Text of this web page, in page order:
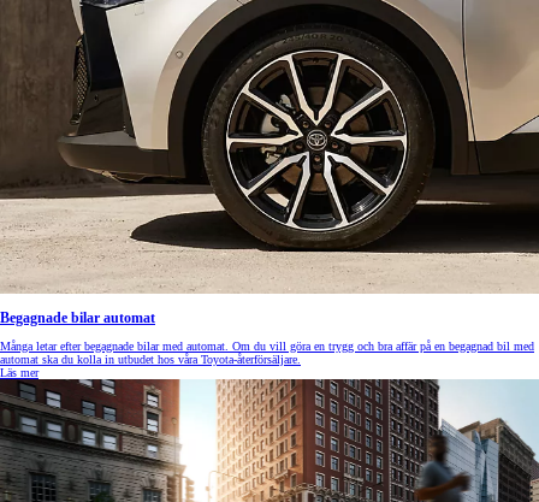
Begagnade bilar automat
Många letar efter begagnade bilar med automat. Om du vill göra en trygg och bra affär på en begagnad bil med
automat ska du kolla in utbudet hos våra Toyota-återförsäljare.
Läs mer